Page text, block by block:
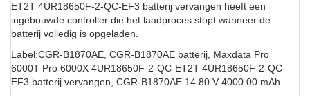
ET2T 4UR18650F-2-QC-EF3 batterij vervangen heeft een
ingebouwde controller die het laadproces stopt wanneer de
batterij volledig is opgeladen.
Label:CGR-B1870AE, CGR-B1870AE batterij, Maxdata Pro
6000T Pro 6000X 4UR18650F-2-QC-ET2T 4UR18650F-2-QC-
EF3 batterij vervangen, CGR-B1870AE 14.80 V 4000.00 mAh